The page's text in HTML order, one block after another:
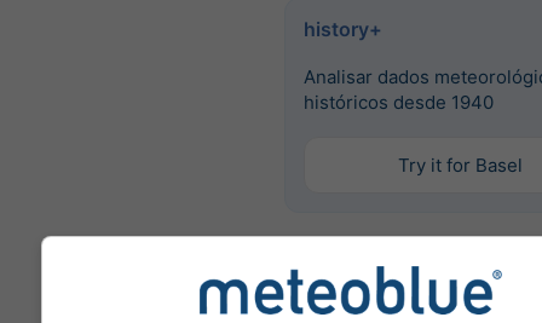
history+
Analisar dados
históricos desde 1940
Try it for Basel
Mais dados meteorológicos